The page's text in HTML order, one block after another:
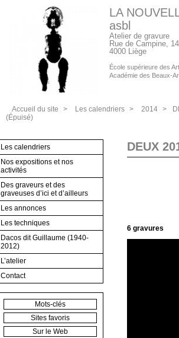
LA
asbl
Atelier de gravure
Rue de Campine, 14
4000 Liège
École supérieure des
Académie des Beaux-
Accueil du site > Les calendriers > 2014 >
(Épuisé)
DEUX
6 gravures
Les calendriers
Nos expositions et nos
activités
Des graveurs et des
graveuses d’ici et d’ailleurs
Les annonces
Les techniques
Dacos dit Guillaume (1940-
2012)
L’atelier
Contact
Mots-clés
Sites favoris
Sur le Web